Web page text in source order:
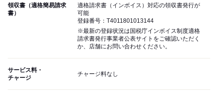
領収書（適格簡易請求
書）
適格請求書（インボイス）対応の領収書発行が
可能
登録番号：T4011801013144
※最新の登録状況は国税庁インボイス制度適格
請求書発行事業者公表サイトをご確認いただく
か、店舗にお問い合わせください。
サービス料・
チャージ
チャージ料なし